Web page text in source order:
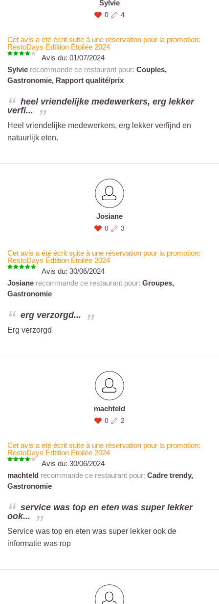
Sylvie
0 4
Cet avis a été écrit suite à une réservation pour la promotion:
RestoDays Édtition Étoilée 2024
Avis du: 01/07/2024
Sylvie recommande ce restaurant pour: Couples,
Gastronomie, Rapport qualité/prix
heel vriendelijke medewerkers, erg lekker
verfi...
Heel vriendelijke medewerkers, erg lekker verfijnd en
natuurlijk eten.
Josiane
0 3
Cet avis a été écrit suite à une réservation pour la promotion:
RestoDays Édtition Étoilée 2024
Avis du: 30/06/2024
Josiane recommande ce restaurant pour: Groupes,
Gastronomie
erg verzorgd...
Erg verzorgd
machteld
0 2
Cet avis a été écrit suite à une réservation pour la promotion:
RestoDays Édtition Étoilée 2024
Avis du: 30/06/2024
machteld recommande ce restaurant pour: Cadre trendy,
Gastronomie
service was top en eten was super lekker
ook...
Service was top en eten was super lekker ook de
informatie was rop